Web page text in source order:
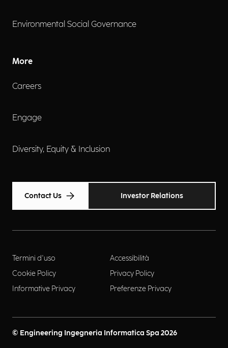
Environmental Social Governance
More
Careers
Engage
Diversity, Equity & Inclusion
Contact Us Investor Relations
Termini d'uso
Accessibilità
Cookie Policy
Privacy Policy
Informative Privacy
Preferenze Privacy
© Engineering Ingegneria Informatica Spa 2026